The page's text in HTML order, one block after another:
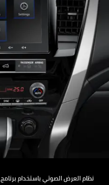
نظام العرض الصوتي باستخدام برنامج SMARTPHONE-LINK (SDA)